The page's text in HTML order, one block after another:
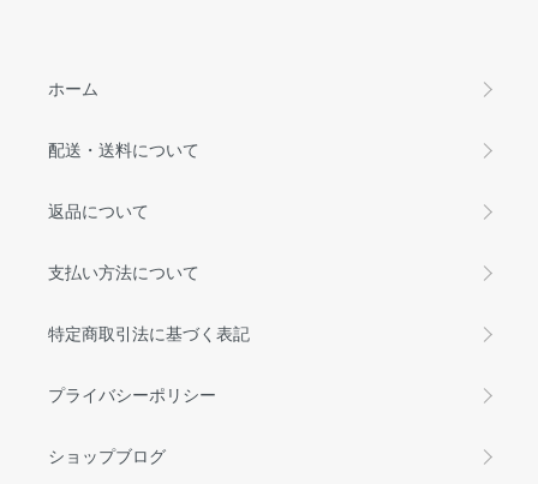
ホーム
配送・送料について
返品について
支払い方法について
特定商取引法に基づく表記
プライバシーポリシー
ショップブログ